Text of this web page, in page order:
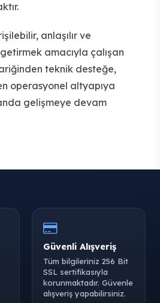
anlaşılır ve
amacıyla çalışan
teknik desteğe,
operasyonel altyapıya
gelişmeye devam
Güvenli Alışveriş
Tüm bilgileriniz 256 Bit
SSL sertifikasıyla
korunmaktadır. Güvenle
alışveriş yapabilirsiniz.